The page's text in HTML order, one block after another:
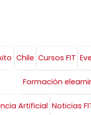
Chile Cursos FIT
Formación
Artificial Noticias